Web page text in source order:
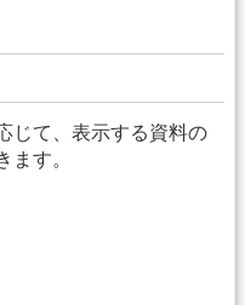
じて、表示する資料の
ます。